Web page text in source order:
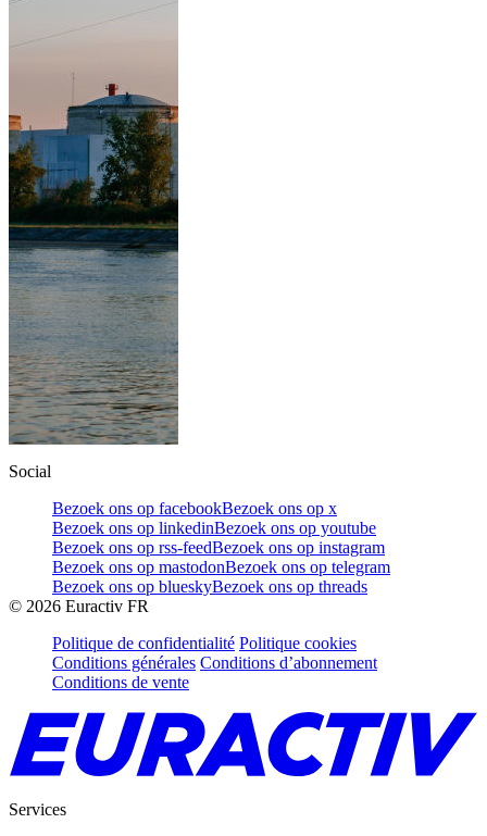
Social
Bezoek ons op facebookBezoek ons op x
Bezoek ons op linkedinBezoek ons op youtube
Bezoek ons op rss-feedBezoek ons op instagram
Bezoek ons op mastodonBezoek ons op telegram
Bezoek ons op blueskyBezoek ons op threads
© 2026 Euractiv FR
Politique de confidentialité Politique cookies
Conditions générales Conditions d’abonnement
Conditions de vente
Services